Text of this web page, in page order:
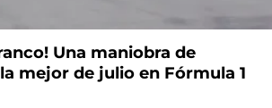
Una maniobra de
mejor de julio en Fórmula 1